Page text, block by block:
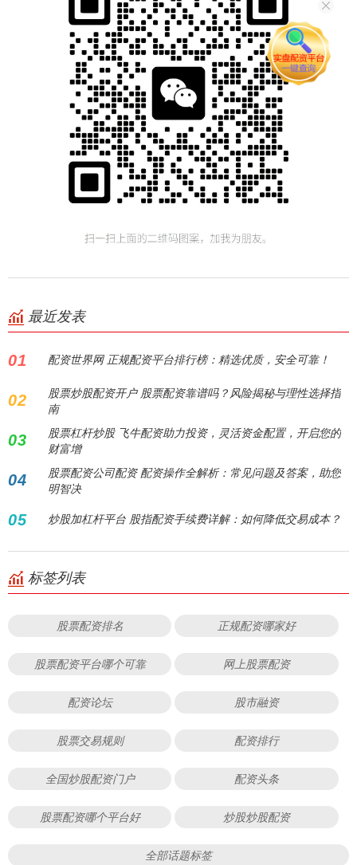
最近发表
01 配资世界网 正规配资平台排行榜：精选优质，安全可靠！
02
股票炒股配资开户 股票配资靠谱吗？风险揭秘与理性选择指
南
03
股票杠杆炒股 飞牛配资助力投资，灵活资金配置，开启您的
财富增
04
股票配资公司配资 配资操作全解析：常见问题及答案，助您
明智决
05 炒股加杠杆平台 股指配资手续费详解：如何降低交易成本？
标签列表
股票配资排名 正规配资哪家好
股票配资平台哪个可靠 网上股票配资
配资论坛 股市融资
股票交易规则 配资排行
全国炒股配资门户 配资头条
股票配资哪个平台好 炒股炒股配资
全部话题标签